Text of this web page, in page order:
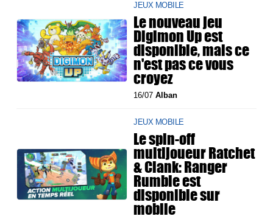
JEUX MOBILE
Le nouveau jeu
Digimon Up est
disponible, mais ce
n'est pas ce vous
croyez
16/07Alban
JEUX MOBILE
Le spin-off
multijoueur Ratchet
& Clank: Ranger
Rumble est
disponible sur
mobile